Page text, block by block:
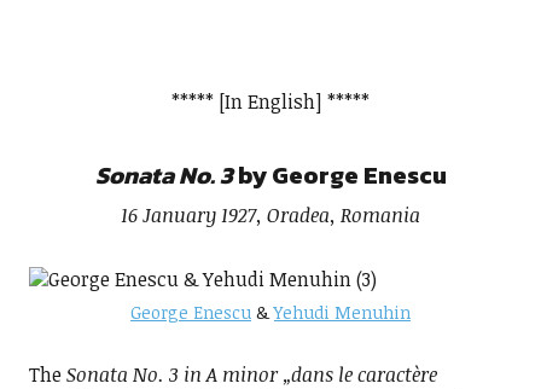
***** [In English] *****
Sonata No. 3by George Enescu
16 January 1927, Oradea, Romania
George Enescu &Yehudi Menuhin
TheSonata No. 3 in A minor „dans le caractère